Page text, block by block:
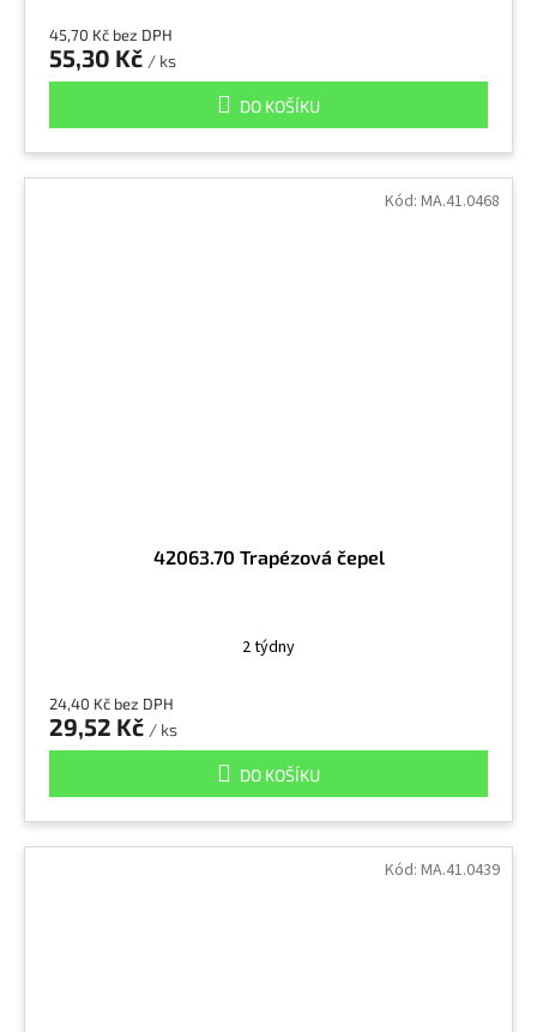
45,70 Kč bez DPH
55,30 Kč / ks
DO KOŠÍKU
42063.70 Trapézová čepel
2 týdny
24,40 Kč bez DPH
29,52 Kč / ks
DO KOŠÍKU
Kód: MA.41.0468
Kód: MA.41.0439